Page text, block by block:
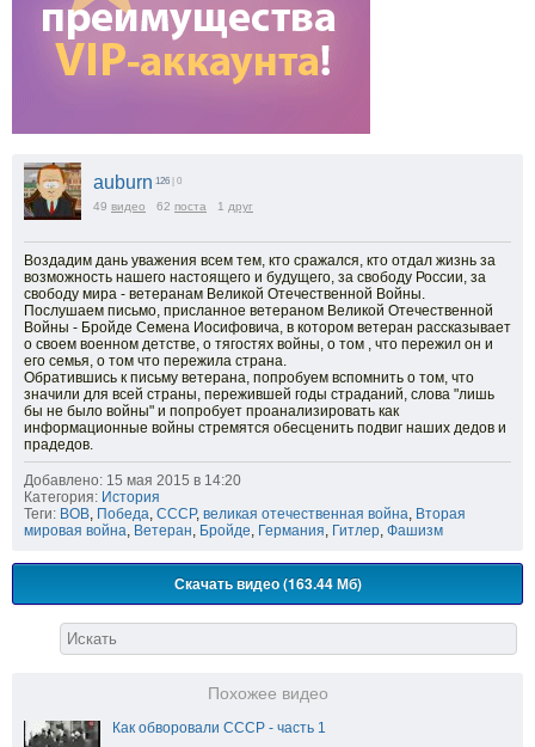
auburn 126 | 0
49 видео 62 поста 1 друг
Воздадим дань уважения всем тем, кто сражался, кто отдал жизнь за
возможность нашего настоящего и будущего, за свободу России, за
свободу мира - ветеранам Великой Отечественной Войны.
Послушаем письмо, присланное ветераном Великой Отечественной
Войны - Бройде Семена Иосифовича, в котором ветеран рассказывает
о своем военном детстве, о тягостях войны, о том , что пережил он и
его семья, о том что пережила страна.
Обратившись к письму ветерана, попробуем вспомнить о том, что
значили для всей страны, пережившей годы страданий, слова "лишь
бы не было войны" и попробует проанализировать как
информационные войны стремятся обесценить подвиг наших дедов и
прадедов.
Добавлено: 15 мая 2015 в 14:20
Категория: История
Теги: ВОВ, Победа, СССР, великая отечественная война, Вторая
мировая война, Ветеран, Бройде, Германия, Гитлер, Фашизм
Скачать видео (163.44 Мб)
Похожее видео
Как обворовали СССР - часть 1